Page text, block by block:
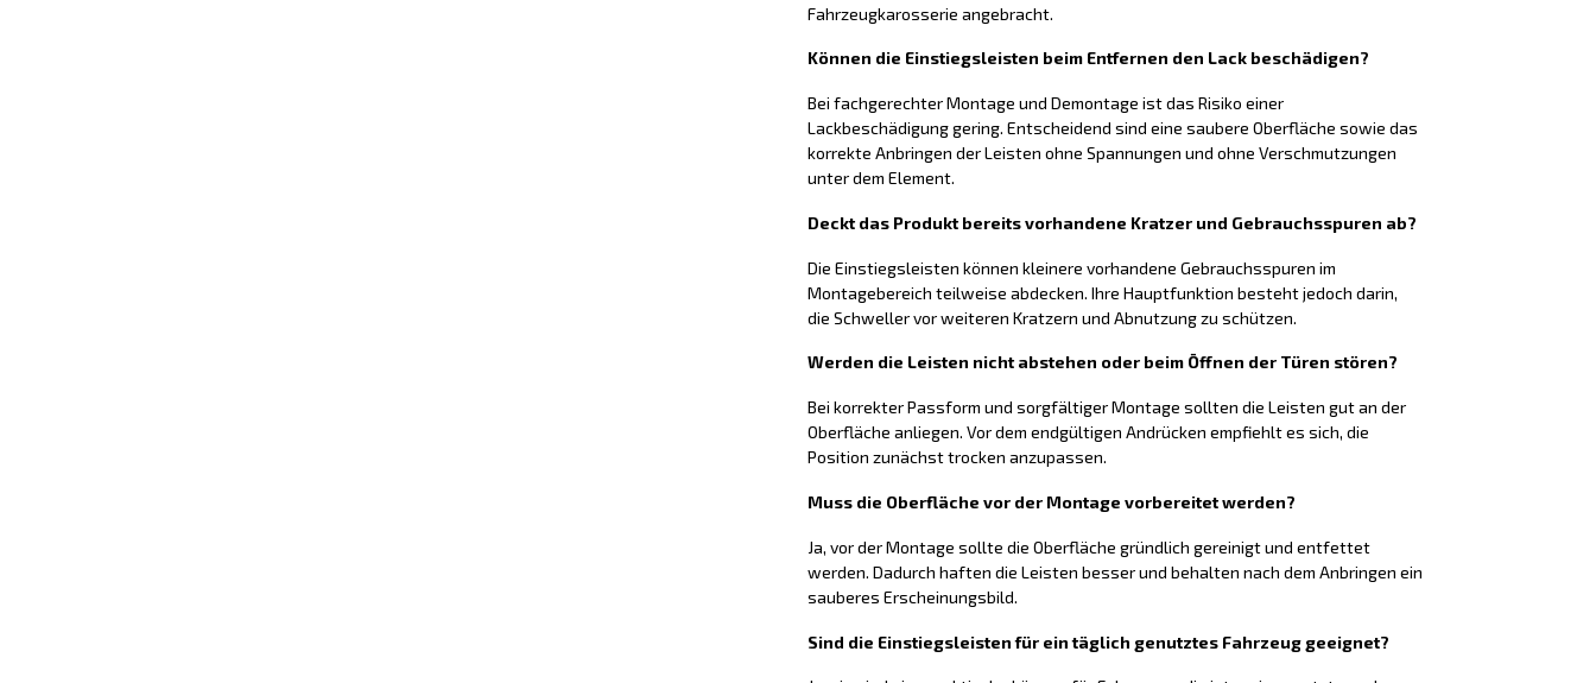
Fahrzeugkarosserie angebracht.
Können die Einstiegsleisten beim Entfernen den Lack beschädigen?
Bei fachgerechter Montage und Demontage ist das Risiko einer
Lackbeschädigung gering. Entscheidend sind eine saubere Oberfläche sowie das
korrekte Anbringen der Leisten ohne Spannungen und ohne Verschmutzungen
unter dem Element.
Deckt das Produkt bereits vorhandene Kratzer und Gebrauchsspuren ab?
Die Einstiegsleisten können kleinere vorhandene Gebrauchsspuren im
Montagebereich teilweise abdecken. Ihre Hauptfunktion besteht jedoch darin,
die Schweller vor weiteren Kratzern und Abnutzung zu schützen.
Werden die Leisten nicht abstehen oder beim Öffnen der Türen stören?
Bei korrekter Passform und sorgfältiger Montage sollten die Leisten gut an der
Oberfläche anliegen. Vor dem endgültigen Andrücken empfiehlt es sich, die
Position zunächst trocken anzupassen.
Muss die Oberfläche vor der Montage vorbereitet werden?
Ja, vor der Montage sollte die Oberfläche gründlich gereinigt und entfettet
werden. Dadurch haften die Leisten besser und behalten nach dem Anbringen ein
sauberes Erscheinungsbild.
Sind die Einstiegsleisten für ein täglich genutztes Fahrzeug geeignet?